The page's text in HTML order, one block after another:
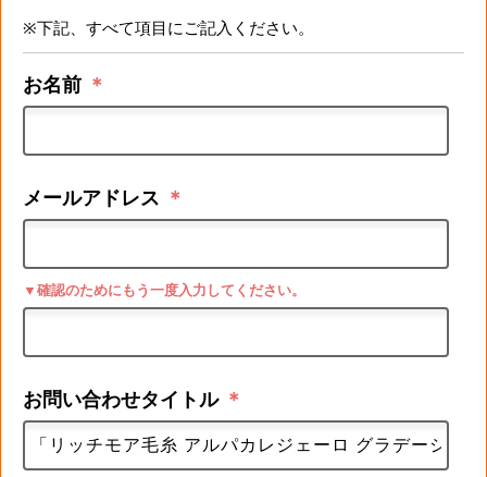
※下記、すべて項目にご記入ください。
お名前 ＊
メールアドレス ＊
▼確認のためにもう一度入力してください。
お問い合わせタイトル ＊